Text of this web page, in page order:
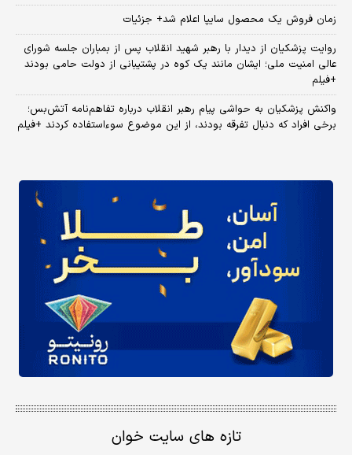
زمان فروش یک محصول سایپا اعلام شد+ جزئیات
روایت پزشکیان از دیدار با رهبر شهید انقلاب پس از بمباران جلسه شورای
عالی امنیت ملی؛ ایشان مانند یک کوه در پشتیبانی از دولت حامی بودند
+فیلم
واکنش پزشکیان به حواشی پیام رهبر انقلاب درباره تفاهم‌نامه آتش‌بس؛
برخی افراد که دنبال تفرقه بودند، از این موضوع سوءاستفاده کردند +فیلم
تازه های سایت خوان